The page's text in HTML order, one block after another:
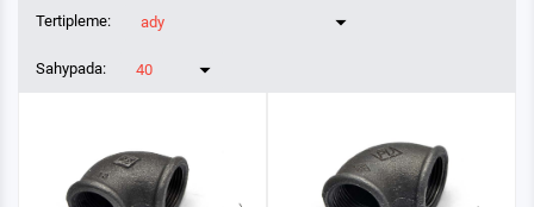
Tertipleme: ady
Sahypada: 40